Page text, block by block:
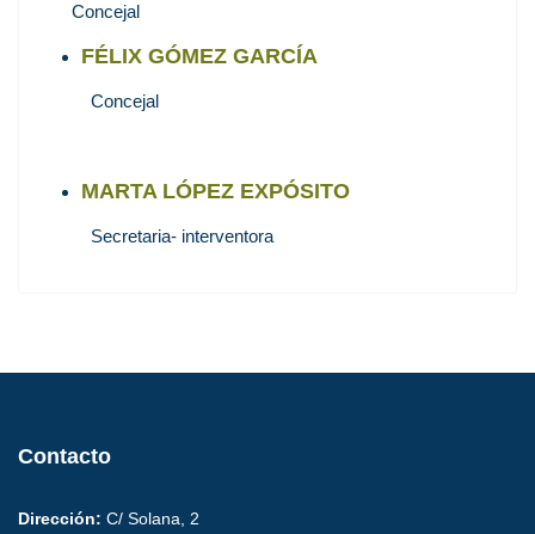
Concejal
FÉLIX GÓMEZ GARCÍA
Concejal
MARTA LÓPEZ EXPÓSITO
Secretaria- interventora
Contacto
Dirección: C/ Solana, 2